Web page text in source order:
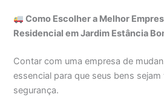
Como Escolher a Melhor
Residencial em Jardim Estância
Contar com uma empresa de
essencial para que seus bens
segurança.